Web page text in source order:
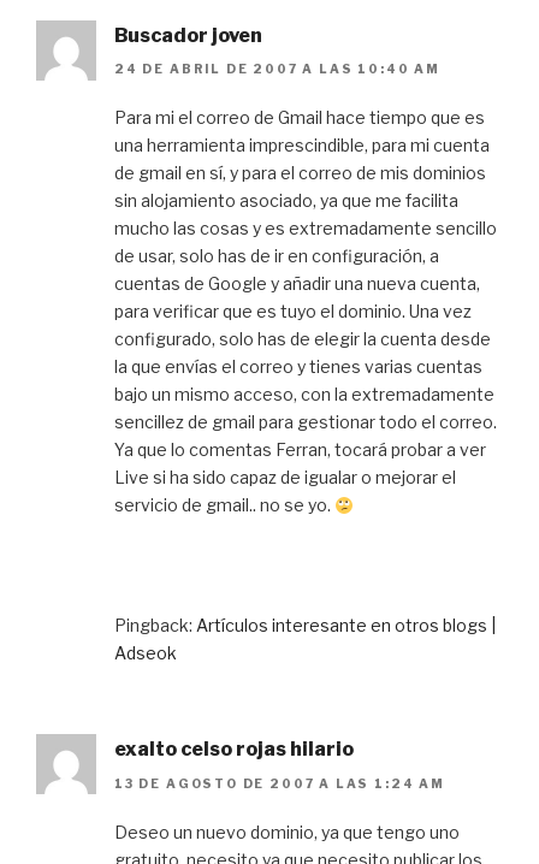
Buscador joven
24 DE ABRIL DE 2007 A LAS 10:40 AM
Para mi el correo de Gmail hace tiempo que es
una herramienta imprescindible, para mi cuenta
de gmail en sí, y para el correo de mis dominios
sin alojamiento asociado, ya que me facilita
mucho las cosas y es extremadamente sencillo
de usar, solo has de ir en configuración, a
cuentas de Google y añadir una nueva cuenta,
para verificar que es tuyo el dominio. Una vez
configurado, solo has de elegir la cuenta desde
la que envías el correo y tienes varias cuentas
bajo un mismo acceso, con la extremadamente
sencillez de gmail para gestionar todo el correo.
Ya que lo comentas Ferran, tocará probar a ver
Live si ha sido capaz de igualar o mejorar el
servicio de gmail.. no se yo.
Pingback: Artículos interesante en otros blogs |
Adseok
exalto celso rojas hilario
13 DE AGOSTO DE 2007 A LAS 1:24 AM
Deseo un nuevo dominio, ya que tengo uno
gratuito, necesito ya que necesito publicar los